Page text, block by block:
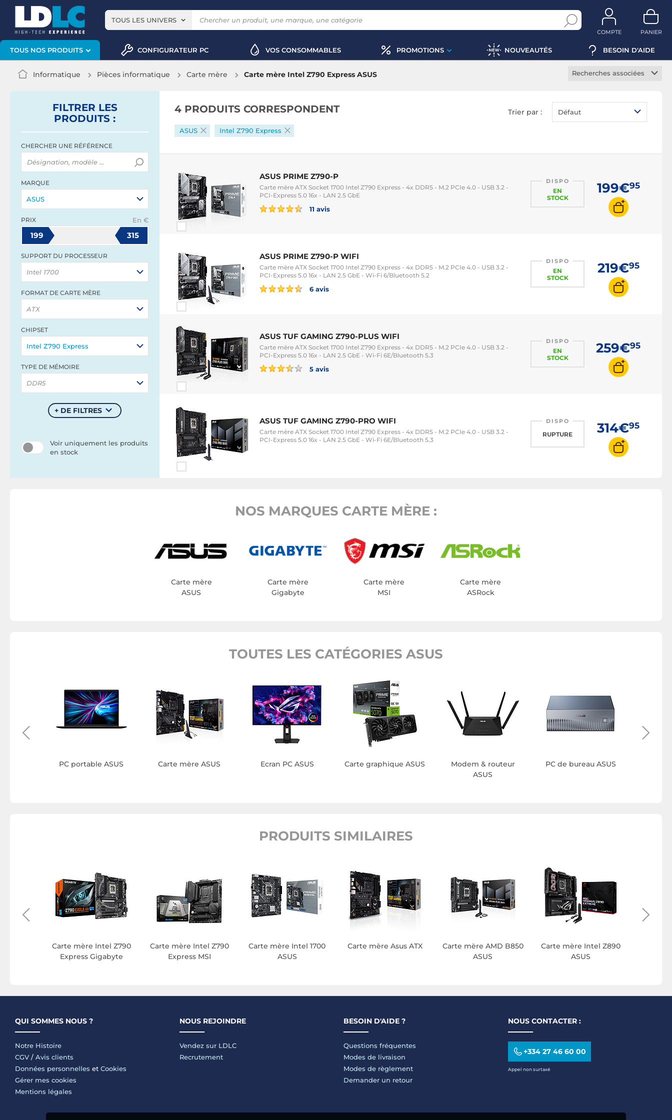
TOUS LES UNIVERS
COMPTE PANIER
TOUS NOS PRODUITS CONFIGURATEUR PC VOS CONSOMMABLES PROMOTIONS NOUVEAUTÉS BESOIN D'AIDE
Informatique Pièces informatique Carte mère Carte mère Intel Z790 Express ASUS
Recherches associées
Carte mère serveur
Carte mère DDR4
Carte mère E-ATX
Carte mère mini-ITX
Carte mère Intel
Carte mère Intel B760
Carte mère Intel Z790
Carte mère Intel 1200
Carte mère AMD B650
Carte mère AMD AM4
FILTRER LES
PRODUITS :
CHERCHER UNE RÉFÉRENCE
MARQUE
ASUS
PRIX En €
199 315
SUPPORT DU PROCESSEUR
Intel 1700
FORMAT DE CARTE MÈRE
ATX
CHIPSET
Intel Z790 Express
TYPE DE MÉMOIRE
DDR5
+ DE FILTRES
Voir uniquement les produits
en stock
4 PRODUITS CORRESPONDENT Trier par : Défaut
ASUS Intel Z790 Express
ASUS PRIME Z790-P
Carte mère ATX Socket 1700 Intel Z790 Express - 4x DDR5 - M.2 PCIe 4.0 - USB 3.2 -
PCI-Express 5.0 16x - LAN 2.5 GbE
11 avis
DISPO
EN
STOCK
199€95
ASUS PRIME Z790-P WIFI
Carte mère ATX Socket 1700 Intel Z790 Express - 4x DDR5 - M.2 PCIe 4.0 - USB 3.2 -
PCI-Express 5.0 16x - LAN 2.5 GbE - Wi-Fi 6/Bluetooth 5.2
6 avis
DISPO
EN
STOCK
219€95
ASUS TUF GAMING Z790-PLUS WIFI
Carte mère ATX Socket 1700 Intel Z790 Express - 4x DDR5 - M.2 PCIe 4.0 - USB 3.2 -
PCI-Express 5.0 16x - LAN 2.5 GbE - Wi-Fi 6E/Bluetooth 5.3
5 avis
DISPO
EN
STOCK
259€95
ASUS TUF GAMING Z790-PRO WIFI
Carte mère ATX Socket 1700 Intel Z790 Express - 4x DDR5 - M.2 PCIe 4.0 - USB 3.2 -
PCI-Express 5.0 16x - LAN 2.5 GbE - Wi-Fi 6E/Bluetooth 5.3
DISPO
RUPTURE 314€95
NOS MARQUES CARTE MÈRE :
Carte mère
ASUS
Carte mère
Gigabyte
Carte mère
MSI
Carte mère
ASRock
TOUTES LES CATÉGORIES ASUS
PC portable ASUS Carte mère ASUS Ecran PC ASUS Carte graphique ASUS
Modem & routeur
ASUS
PC de bureau ASUS
PRODUITS SIMILAIRES
Carte mère Intel Z790
Express Gigabyte
Carte mère Intel Z790
Express MSI
Carte mère Intel 1700
ASUS
Carte mère Asus ATX
Carte mère AMD B850
ASUS
Carte mère Intel Z890
ASUS
QUI SOMMES NOUS ?
Notre Histoire
CGV / Avis clients
Données personnelles et Cookies
Gérer mes cookies
Mentions légales
NOUS REJOINDRE
Vendez sur LDLC
Recrutement
BESOIN D'AIDE ?
Questions fréquentes
Modes de livraison
Modes de règlement
Demander un retour
NOUS CONTACTER :
+334 27 46 60 00
Appel non surtaxé